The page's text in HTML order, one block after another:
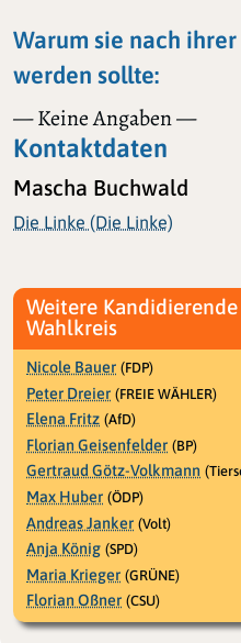
Warum sie nach
werden sollte:
— Keine Angaben —
Kontaktdaten
Mascha Buchwald
Die Linke (Die Linke)
Weitere
Wahlkreis
Nicole Bauer (FDP)
Peter Dreier (FREIE WÄHLER)
Elena Fritz (AfD)
Florian Geisenfelder (BP)
Gertraud Götz-Volkmann
Max Huber (ÖDP)
Andreas Janker (Volt)
Anja König (SPD)
Maria Krieger (GRÜNE)
Florian Oßner (CSU)